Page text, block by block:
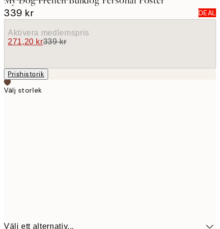
339 kr DEAL
Aktivera medlemspris
271,20 kr339 kr
Prishistorik
Välj storlek
Välj ett alternativ...